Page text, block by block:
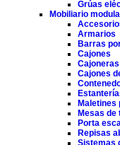
Grúas
Mobiliario
Armarios
Barras
Cajones
Cajones
Mesas de
Porta
Repisas
Sistemas